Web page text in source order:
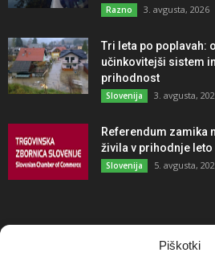
Piškotki
Razno 3. avgusta, 2026
Tri leta po poplavah:
učinkovitejši sistem
prihodnost
Slovenija 3. avgusta,
Referendum zamika
živila v prihodnje leto
Slovenija 5. avgusta,
NAJBOLJ KOMENTIRANO